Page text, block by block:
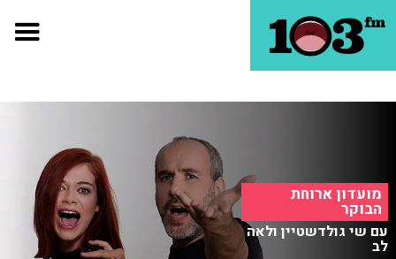
מועדון ארוחת
הבוקר
עם שי גולדשטיין ולאה
לב